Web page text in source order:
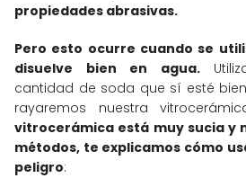
propiedades abrasivas.
Pero esto ocurre cuando se
disuelve bien en agua.
cantidad de soda que sí esté
rayaremos nuestra
vitrocerámica está muy sucia y
métodos, te explicamos cómo
peligro: